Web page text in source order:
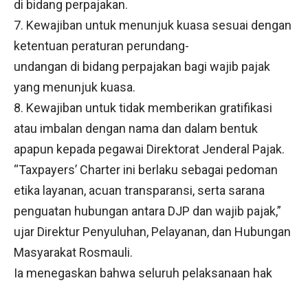
di bidang perpajakan.
7. Kewajiban untuk menunjuk kuasa sesuai dengan
ketentuan peraturan perundang-
undangan di bidang perpajakan bagi wajib pajak
yang menunjuk kuasa.
8. Kewajiban untuk tidak memberikan gratifikasi
atau imbalan dengan nama dan dalam bentuk
apapun kepada pegawai Direktorat Jenderal Pajak.
“Taxpayers’ Charter ini berlaku sebagai pedoman
etika layanan, acuan transparansi, serta sarana
penguatan hubungan antara DJP dan wajib pajak,”
ujar Direktur Penyuluhan, Pelayanan, dan Hubungan
Masyarakat Rosmauli.
Ia menegaskan bahwa seluruh pelaksanaan hak